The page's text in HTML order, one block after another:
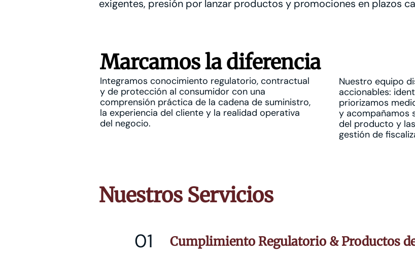
exigentes, presión por lanzar productos y promociones en plazos
Marcamos la diferencia
Integramos conocimiento regulatorio, contractual
y de protección al consumidor con una
comprensión práctica de la cadena de suministro,
la experiencia del cliente y la realidad operativa
del negocio.
Nuestro equipo
accionables:
priorizamos
y acompañamos
del producto y
gestión de
Nuestros Servicios
01 Cumplimiento Regulatorio & Productos